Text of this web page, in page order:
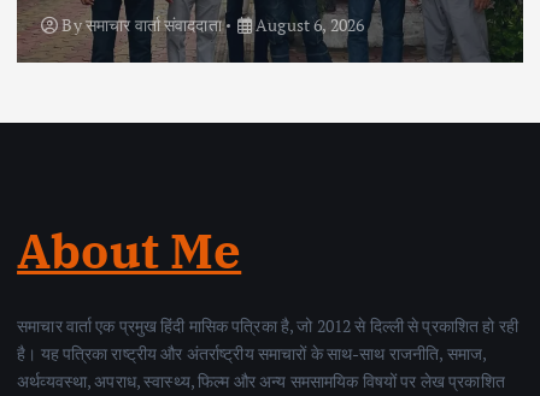
Byसमाचार वार्ता संवाददाता August 6, 2026
About Me
समाचार वार्ता एक प्रमुख हिंदी मासिक पत्रिका है, जो 2012 से दिल्ली से प्रकाशित हो रही
है। यह पत्रिका राष्ट्रीय और अंतर्राष्ट्रीय समाचारों के साथ-साथ राजनीति, समाज,
अर्थव्यवस्था, अपराध, स्वास्थ्य, फिल्म और अन्य समसामयिक विषयों पर लेख प्रकाशित